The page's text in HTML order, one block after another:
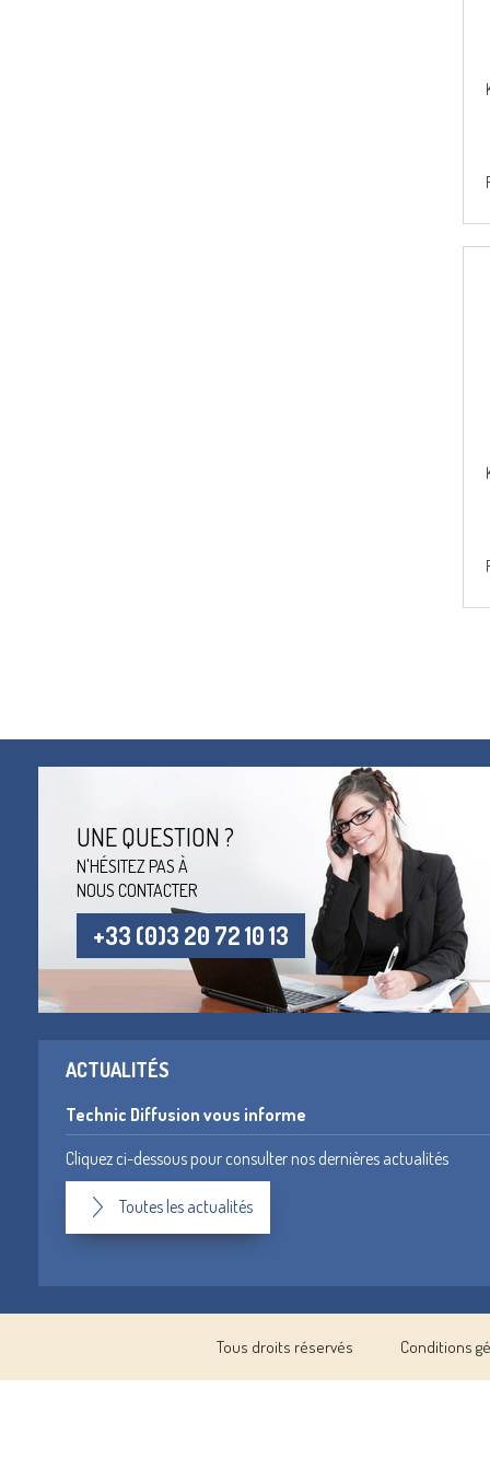
UNE QUESTION ?
N'HÉSITEZ PAS À
NOUS CONTACTER
+33 (0)3 20 72 10 13
ACTUALITÉS
Technic Diffusion vous informe
Cliquez ci-dessous pour consulter nos dernières actualités
Toutes les actualités
Tous droits réservés Conditions